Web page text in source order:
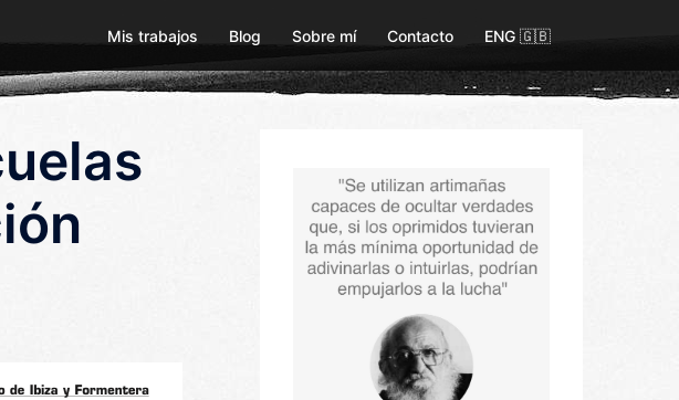
Mis trabajos Blog Sobre mí Contacto ENG 🇬🇧